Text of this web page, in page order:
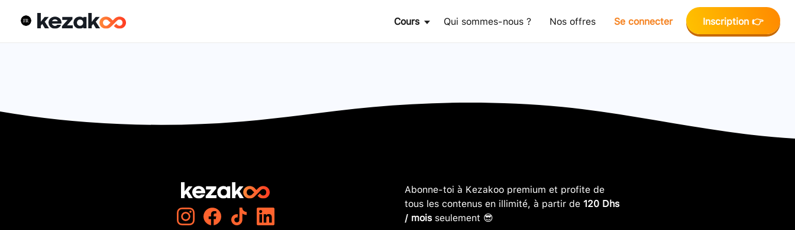
Cours Qui sommes-nous ? Nos offres Se connecter Inscription 👉
Abonne-toi à Kezakoo premium et profite de
tous les contenus en illimité, à partir de 120 Dhs
/ moisseulement 😎